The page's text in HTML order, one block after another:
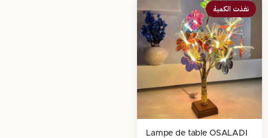
نفذت الكمية
Lampe de table OSALADI